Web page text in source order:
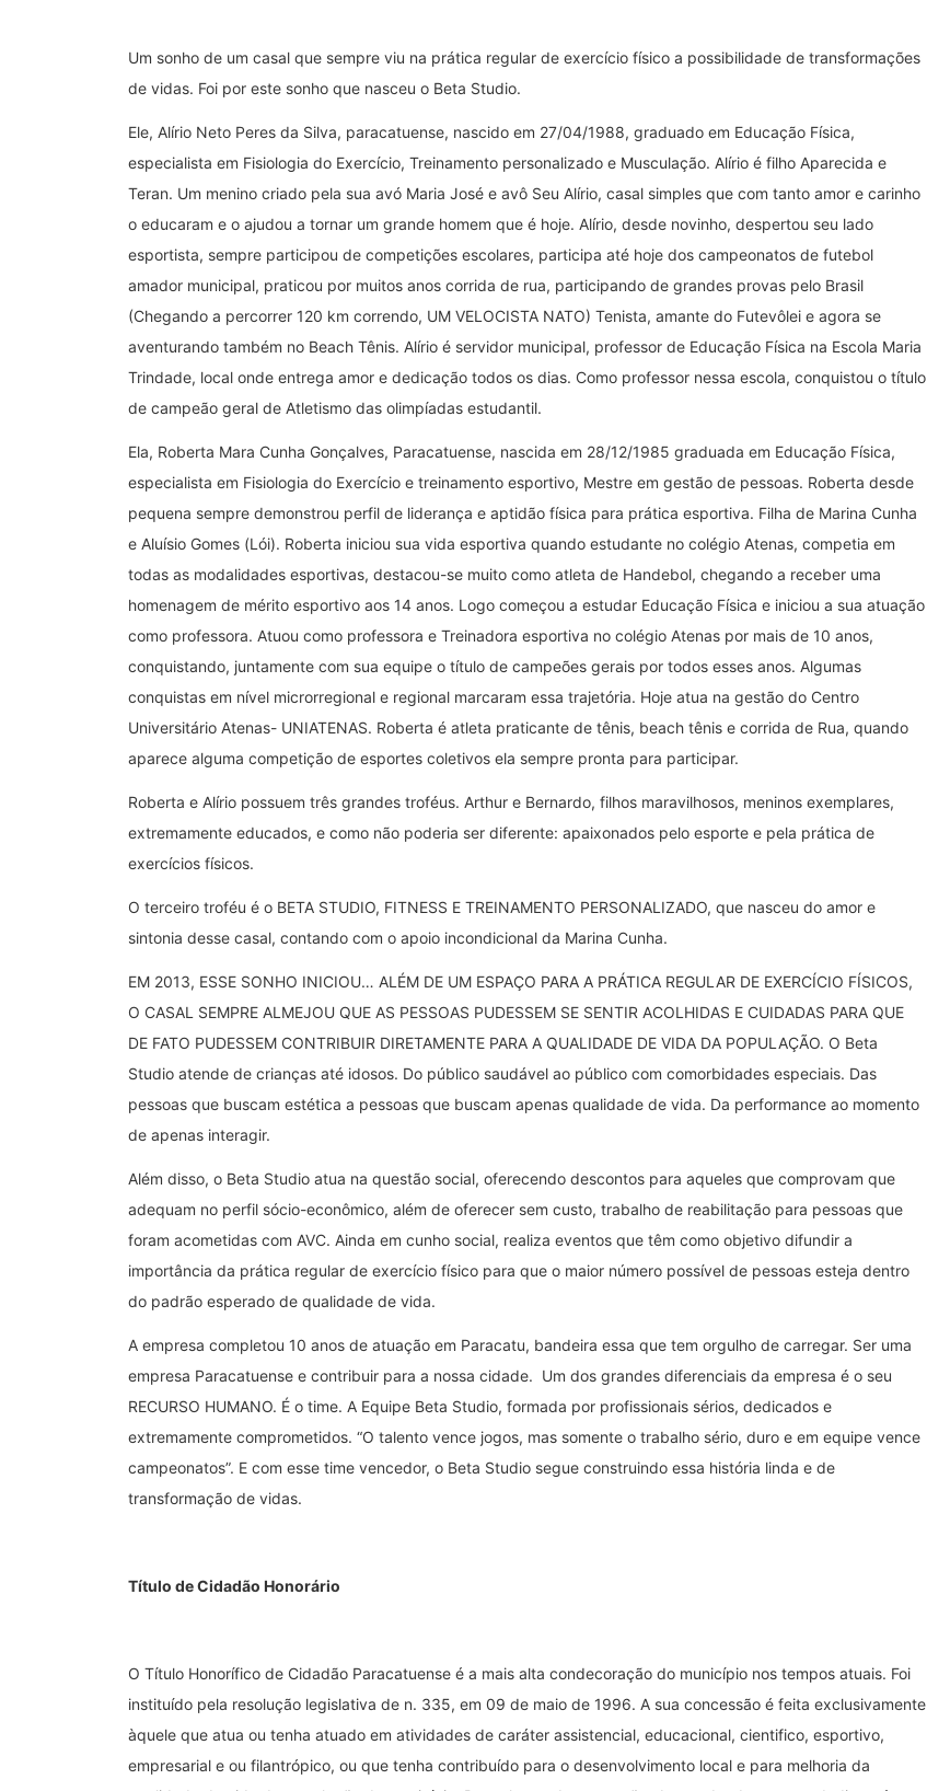
Um sonho de um casal que sempre viu na prática regular de exercício físico a possibilidade de transformações
de vidas. Foi por este sonho que nasceu o Beta Studio.
Ele, Alírio Neto Peres da Silva, paracatuense, nascido em 27/04/1988, graduado em Educação Física,
especialista em Fisiologia do Exercício, Treinamento personalizado e Musculação. Alírio é filho Aparecida e
Teran. Um menino criado pela sua avó Maria José e avô Seu Alírio, casal simples que com tanto amor e carinho
o educaram e o ajudou a tornar um grande homem que é hoje. Alírio, desde novinho, despertou seu lado
esportista, sempre participou de competições escolares, participa até hoje dos campeonatos de futebol
amador municipal, praticou por muitos anos corrida de rua, participando de grandes provas pelo Brasil
(Chegando a percorrer 120 km correndo, UM VELOCISTA NATO) Tenista, amante do Futevôlei e agora se
aventurando também no Beach Tênis. Alírio é servidor municipal, professor de Educação Física na Escola Maria
Trindade, local onde entrega amor e dedicação todos os dias. Como professor nessa escola, conquistou o título
de campeão geral de Atletismo das olimpíadas estudantil.
Ela, Roberta Mara Cunha Gonçalves, Paracatuense, nascida em 28/12/1985 graduada em Educação Física,
especialista em Fisiologia do Exercício e treinamento esportivo, Mestre em gestão de pessoas. Roberta desde
pequena sempre demonstrou perfil de liderança e aptidão física para prática esportiva. Filha de Marina Cunha
e Aluísio Gomes (Lói). Roberta iniciou sua vida esportiva quando estudante no colégio Atenas, competia em
todas as modalidades esportivas, destacou-se muito como atleta de Handebol, chegando a receber uma
homenagem de mérito esportivo aos 14 anos. Logo começou a estudar Educação Física e iniciou a sua atuação
como professora. Atuou como professora e Treinadora esportiva no colégio Atenas por mais de 10 anos,
conquistando, juntamente com sua equipe o título de campeões gerais por todos esses anos. Algumas
conquistas em nível microrregional e regional marcaram essa trajetória. Hoje atua na gestão do Centro
Universitário Atenas- UNIATENAS. Roberta é atleta praticante de tênis, beach tênis e corrida de Rua, quando
aparece alguma competição de esportes coletivos ela sempre pronta para participar.
Roberta e Alírio possuem três grandes troféus. Arthur e Bernardo, filhos maravilhosos, meninos exemplares,
extremamente educados, e como não poderia ser diferente: apaixonados pelo esporte e pela prática de
exercícios físicos.
O terceiro troféu é o BETA STUDIO, FITNESS E TREINAMENTO PERSONALIZADO, que nasceu do amor e
sintonia desse casal, contando com o apoio incondicional da Marina Cunha.
EM 2013, ESSE SONHO INICIOU… ALÉM DE UM ESPAÇO PARA A PRÁTICA REGULAR DE EXERCÍCIO FÍSICOS,
O CASAL SEMPRE ALMEJOU QUE AS PESSOAS PUDESSEM SE SENTIR ACOLHIDAS E CUIDADAS PARA QUE
DE FATO PUDESSEM CONTRIBUIR DIRETAMENTE PARA A QUALIDADE DE VIDA DA POPULAÇÃO. O Beta
Studio atende de crianças até idosos. Do público saudável ao público com comorbidades especiais. Das
pessoas que buscam estética a pessoas que buscam apenas qualidade de vida. Da performance ao momento
de apenas interagir.
Além disso, o Beta Studio atua na questão social, oferecendo descontos para aqueles que comprovam que
adequam no perfil sócio-econômico, além de oferecer sem custo, trabalho de reabilitação para pessoas que
foram acometidas com AVC. Ainda em cunho social, realiza eventos que têm como objetivo difundir a
importância da prática regular de exercício físico para que o maior número possível de pessoas esteja dentro
do padrão esperado de qualidade de vida.
A empresa completou 10 anos de atuação em Paracatu, bandeira essa que tem orgulho de carregar. Ser uma
empresa Paracatuense e contribuir para a nossa cidade. Um dos grandes diferenciais da empresa é o seu
RECURSO HUMANO. É o time. A Equipe Beta Studio, formada por profissionais sérios, dedicados e
extremamente comprometidos. “O talento vence jogos, mas somente o trabalho sério, duro e em equipe vence
campeonatos”. E com esse time vencedor, o Beta Studio segue construindo essa história linda e de
transformação de vidas.
Título de Cidadão Honorário
O Título Honorífico de Cidadão Paracatuense é a mais alta condecoração do município nos tempos atuais. Foi
instituído pela resolução legislativa de n. 335, em 09 de maio de 1996. A sua concessão é feita exclusivamente
àquele que atua ou tenha atuado em atividades de caráter assistencial, educacional, cientifico, esportivo,
empresarial e ou filantrópico, ou que tenha contribuído para o desenvolvimento local e para melhoria da